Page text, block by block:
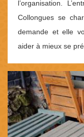
l’organisation.
Collongues se
demande et elle
aider à mieux se